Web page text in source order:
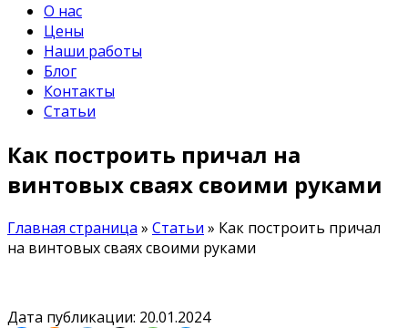
О нас
Цены
Наши работы
Блог
Контакты
Статьи
Как построить причал на
винтовых сваях своими руками
Главная страница » Статьи » Как построить причал
на винтовых сваях своими руками
Дата публикации: 20.01.2024